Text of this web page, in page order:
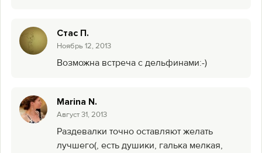
Стас П.
Ноябрь 12, 2013
Возможна встреча с дельфинами:-)
Marina N.
Август 31, 2013
Раздевалки точно оставляют желать
лучшего(, есть душики, галька мелкая,